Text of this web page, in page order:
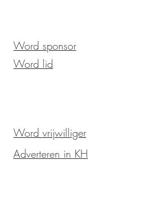
Word sponsor
Word lid
Word vrijwilliger
Adverteren in KH